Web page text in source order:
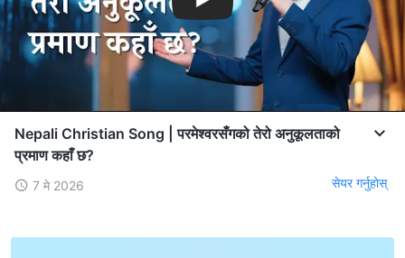
Nepali Christian Song | परमेश्‍वरसँगको तेरो अनुकूलताको
प्रमाण कहाँ छ?
7 मे 2026 सेयर गर्नुहोस्